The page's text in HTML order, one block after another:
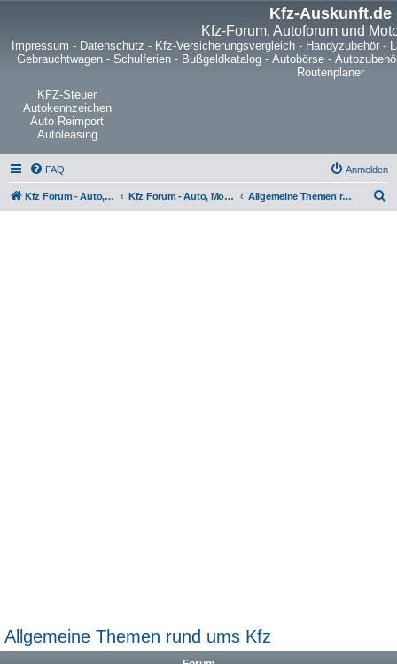
Kfz-Auskunft.de
Kfz-Forum, Autoforum und
Impressum - Datenschutz - Kfz-Versicherungsvergleich - Handyzubehör -
Gebrauchtwagen- Schulferien- Bußgeldkatalog- Autobörse-
Routenplaner
KFZ-Steuer
Autokennzeichen
Auto Reimport
Autoleasing
FAQ Anmelden
Kfz Forum - Auto, Motorrad und LKW Kfz Forum - Auto, Motorrad und LKW Allgemeine Themen rund ums Kfz
Allgemeine Themen rund ums Kfz